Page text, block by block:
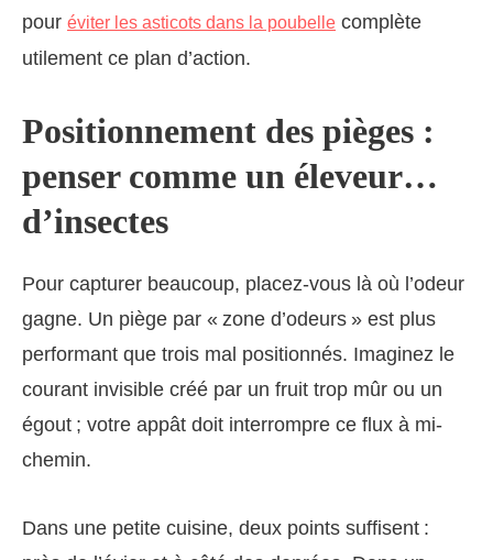
pour éviter les asticots dans la poubelle complète
utilement ce plan d’action.
Positionnement des pièges :
penser comme un éleveur…
d’insectes
Pour capturer beaucoup, placez-vous là où l’odeur
gagne. Un piège par « zone d’odeurs » est plus
performant que trois mal positionnés. Imaginez le
courant invisible créé par un fruit trop mûr ou un
égout ; votre appât doit interrompre ce flux à mi-
chemin.
Dans une petite cuisine, deux points suffisent :